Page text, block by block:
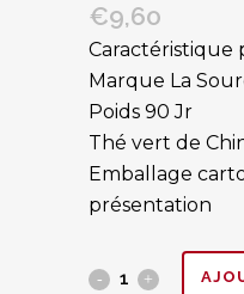
€9,60
Caractéristique
Marque La
Poids 90 Jr
Thé vert de
Emballage
présentation
Rèves